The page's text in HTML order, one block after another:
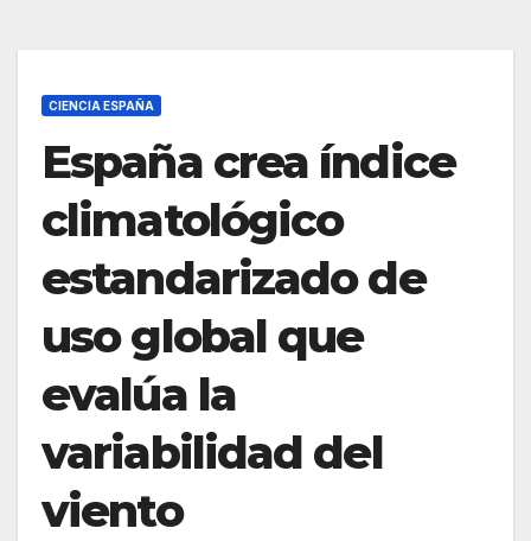
CIENCIA ESPAÑA
España crea índice
climatológico
estandarizado de
uso global que
evalúa la
variabilidad del
viento